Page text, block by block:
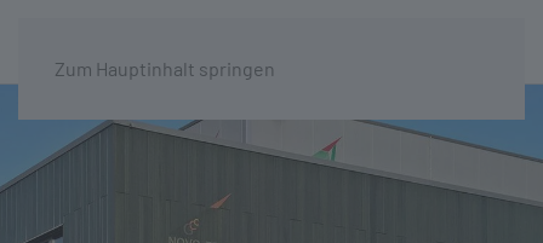
Zum Hauptinhalt springen